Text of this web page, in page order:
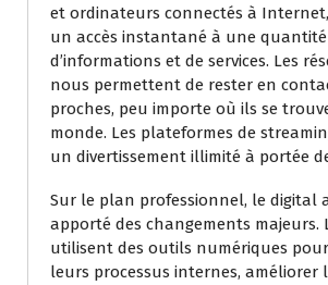
et ordinateurs connectés à
un accès instantané à une
d’informations et de services. Les
nous permettent de rester en
proches, peu importe où ils se
monde. Les plateformes de
un divertissement illimité à portée
Sur le plan professionnel, le digital
apporté des changements majeurs.
utilisent des outils numériques
leurs processus internes, améliorer